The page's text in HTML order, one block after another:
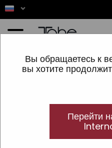
Вы обращаетесь к
вы хотите
Перейти
Carta de colores de tintes
Carta de colores de tintes